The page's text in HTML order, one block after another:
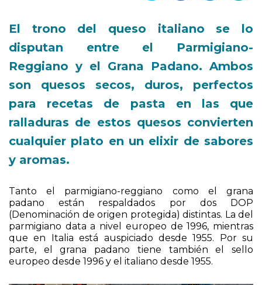
El trono del queso italiano se lo
disputan entre el Parmigiano-
Reggiano y el Grana Padano. Ambos
son quesos secos, duros, perfectos
para recetas de pasta en las que
ralladuras de estos quesos convierten
cualquier plato en un elixir de sabores
Tanto el parmigiano-reggiano como el grana
padano están respaldados por dos DOP
(Denominación de origen protegida) distintas. La del
parmigiano data a nivel europeo de 1996, mientras
que en Italia está auspiciado desde 1955. Por su
parte, el grana padano tiene también el sello